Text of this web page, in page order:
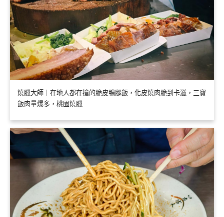
燒臘大師｜在地人都在搶的脆皮鴨腿飯，化皮燒肉脆到卡滋，三寶
飯肉量爆多，桃園燒臘